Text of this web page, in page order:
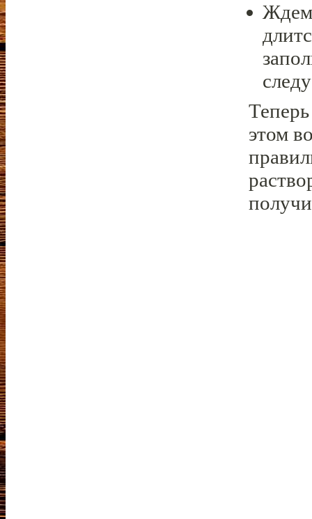
Ждем
этом